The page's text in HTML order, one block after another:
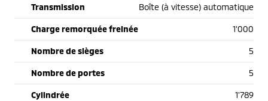
Transmission Boîte (à vitesse) automatique
Charge remorquée freinée 1'000
Nombre de sièges 5
Nombre de portes 5
Cylindrée 1'789